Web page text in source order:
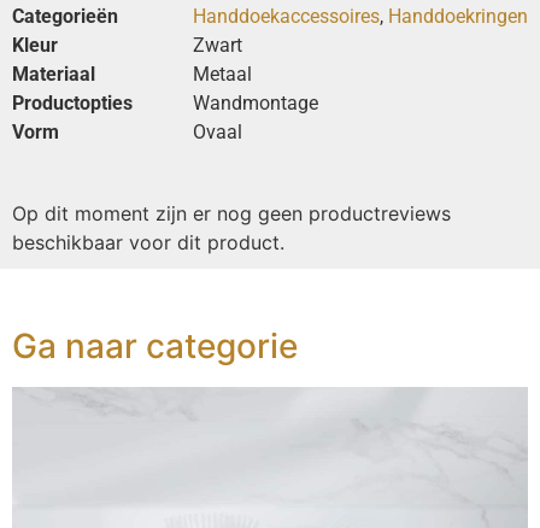
Categorieën
Handdoekaccessoires, Handdoekringen
Kleur
Zwart
Materiaal
Metaal
Productopties
Wandmontage
Vorm
Ovaal
Op dit moment zijn er nog geen productreviews
beschikbaar voor dit product.
Ga naar categorie